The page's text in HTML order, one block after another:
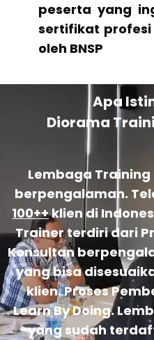
peserta yang
sertifikat
oleh BNSP
Apa
Diorama
Lembaga
berpengalaman.
100++klien di
Trainer terdiri dari
Konsultan
yang bisa
klien. Proses
Learn By Doing.
yang sudah